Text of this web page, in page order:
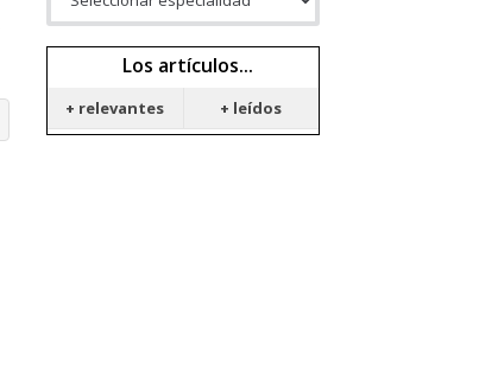
Los artículos...
+ relevantes + leídos